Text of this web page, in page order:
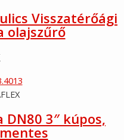
Visszatérőági
olajszűrő
DN80 3″ kúpos,